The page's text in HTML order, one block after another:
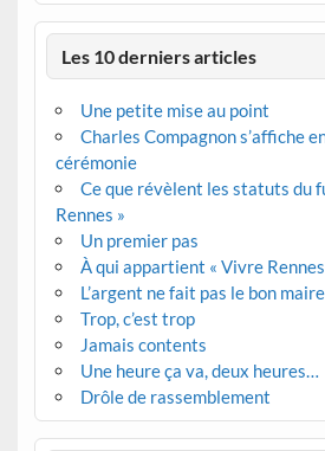
Les 10 derniers articles
Une petite mise au point
Charles Compagnon s’affiche
cérémonie
Ce que révèlent les statuts du
Rennes »
Un premier pas
À qui appartient « Vivre Rennes
L’argent ne fait pas le bon maire
Trop, c’est trop
Jamais contents
Une heure ça va, deux heures…
Drôle de rassemblement